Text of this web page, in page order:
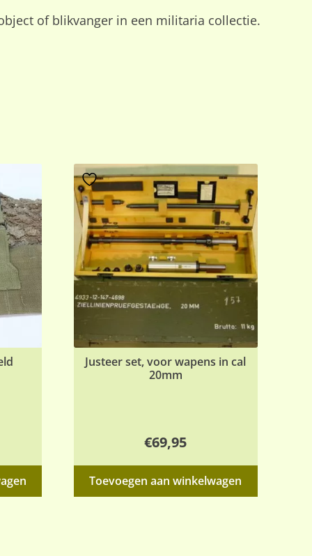
of blikvanger in een militaria collectie.
Justeer set, voor wapens in cal
20mm
€69,95
Toevoegen aan winkelwagen